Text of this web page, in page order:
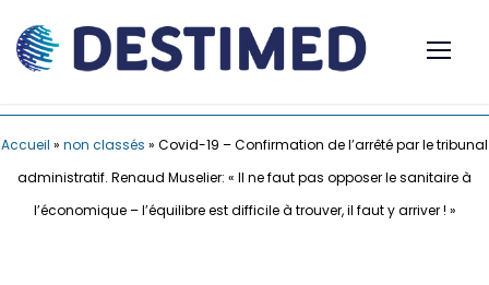
Accueil » non classés » Covid-19 – Confirmation de l’arrêté par le tribunal
administratif. Renaud Muselier: « Il ne faut pas opposer le sanitaire à
l’économique – l’équilibre est difficile à trouver, il faut y arriver ! »